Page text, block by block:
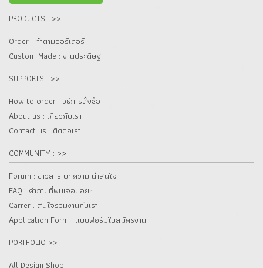
PRODUCTS : >>
Order : ทำตามออร์เดอร์
Custom Made : งานประดิษฐ์
SUPPORTS : >>
How to order : วิธีการสั่งซื้อ
About us : เกี๋ยวกับเรา
Contact us : ติดต่อเรา
COMMUNITY : >>
Forum : ข่าวสาร บทความ น่าสนใจ
FAQ : คำถามที่พบเจอบ่อยๆ
Carrer : สนใจร่วมงานกับเรา
Application Form : แบบฟอร์มใบสมัครงาน
PORTFOLIO >>
All Design Shop